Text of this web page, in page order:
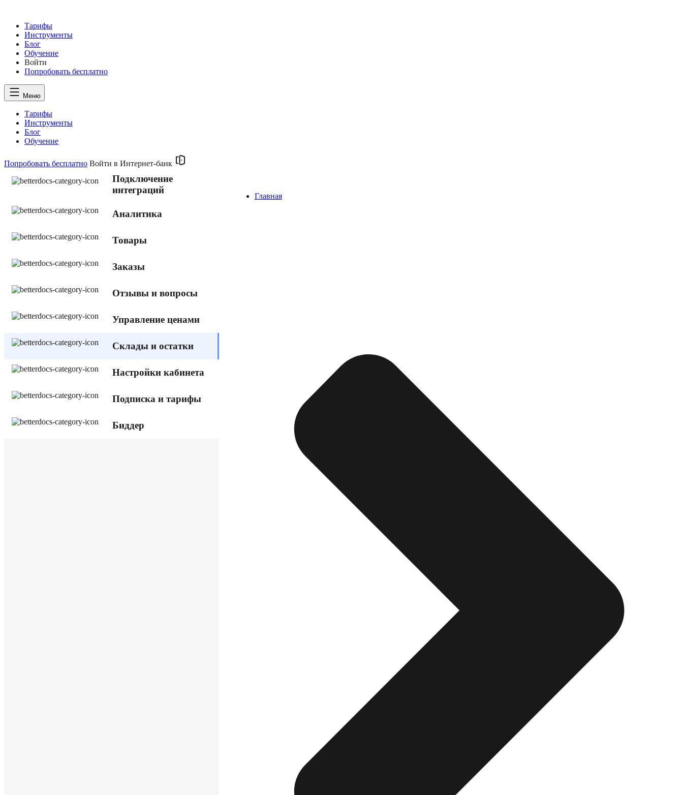
Тарифы
Инструменты
Блог
Обучение
Войти
Попробовать бесплатно
Меню
Тарифы
Инструменты
Блог
Обучение
Попробовать бесплатно Войти в Интернет-банк
Подключение
интеграций
Аналитика
Товары
Заказы
Отзывы и вопросы
Управление ценами
Склады и остатки
Настройки кабинета
Подписка и тарифы
Биддер
Главная